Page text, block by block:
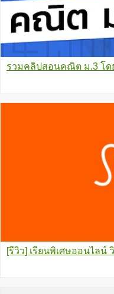
รวมคลิปสอนคณิต ม.3 โด
[รีวิว] เรียนพิเศษออนไลน์